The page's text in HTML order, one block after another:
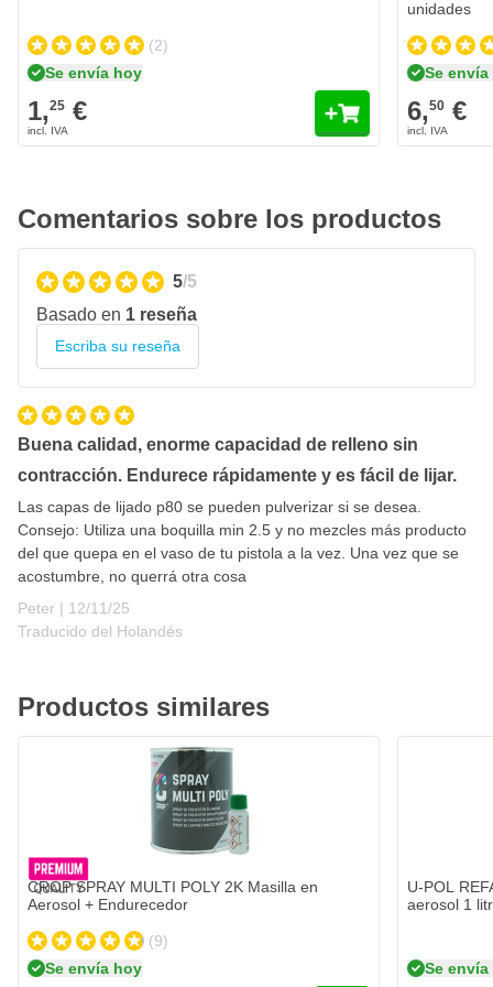
Rendimiento a 0,025 mm con 0% de pérdida de producto:
29,5 m2 / litro
Proporción de mezcla: 50: 1
Salida: de 1,8 a 2,5 mm
Con tamices de 190 micras
pulverización
Se suministra con endurecedor
(2)
Se envía hoy
1,25 €
unidades
Se
6,50 €
Comentarios sobre los productos
5/5
Basado en 1 reseña
Escriba su reseña
Buena calidad, enorme capacidad de relleno sin
contracción. Endurece rápidamente y es fácil de lijar.
Las capas de lijado p80 se pueden pulverizar si se desea.
Consejo: Utiliza una boquilla min 2.5 y no mezcles más producto
del que quepa en el vaso de tu pistola a la vez. Una vez que se
acostumbre, no querrá otra cosa
Peter | 12 de noviembre de 2025
12/11/25
Traducido del Holandés
Productos similares
CROP SPRAY MULTI POLY 2K Masilla en
Aerosol + Endurecedor
(9)
Se envía hoy
U-POL
aerosol 1
Se